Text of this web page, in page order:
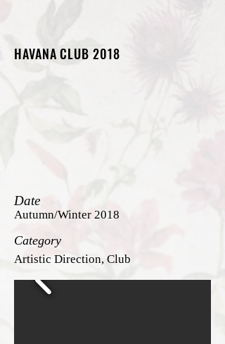
HAVANA CLUB 2018
Date
Autumn/Winter 2018
Category
Artistic Direction, Club